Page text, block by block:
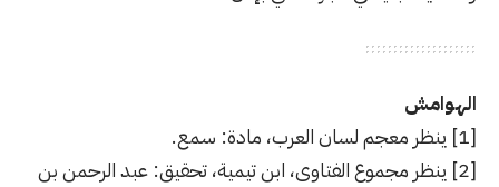
الهوامش
[1]
ينظر معجم لسان العرب، مادة: سمع.
[2]
ينظر مجموع الفتاوى، ابن تيمية، تحقيق: عبد الرحمن بن